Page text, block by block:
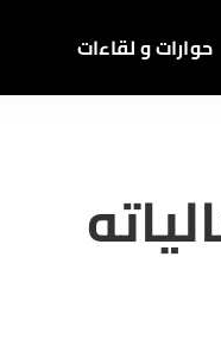
حوارات و لقاءات
فعالياته